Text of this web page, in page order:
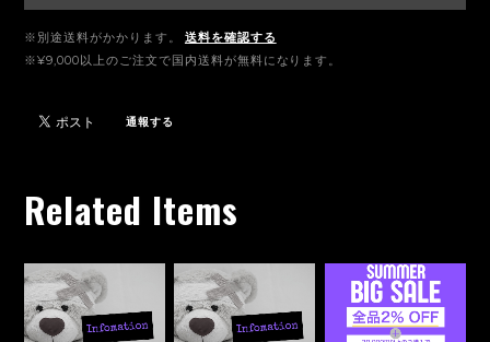
※別途送料がかかります。
送料を確認する
※¥9,000以上のご注文で国内送料が無料になります。
通報する
Related Items